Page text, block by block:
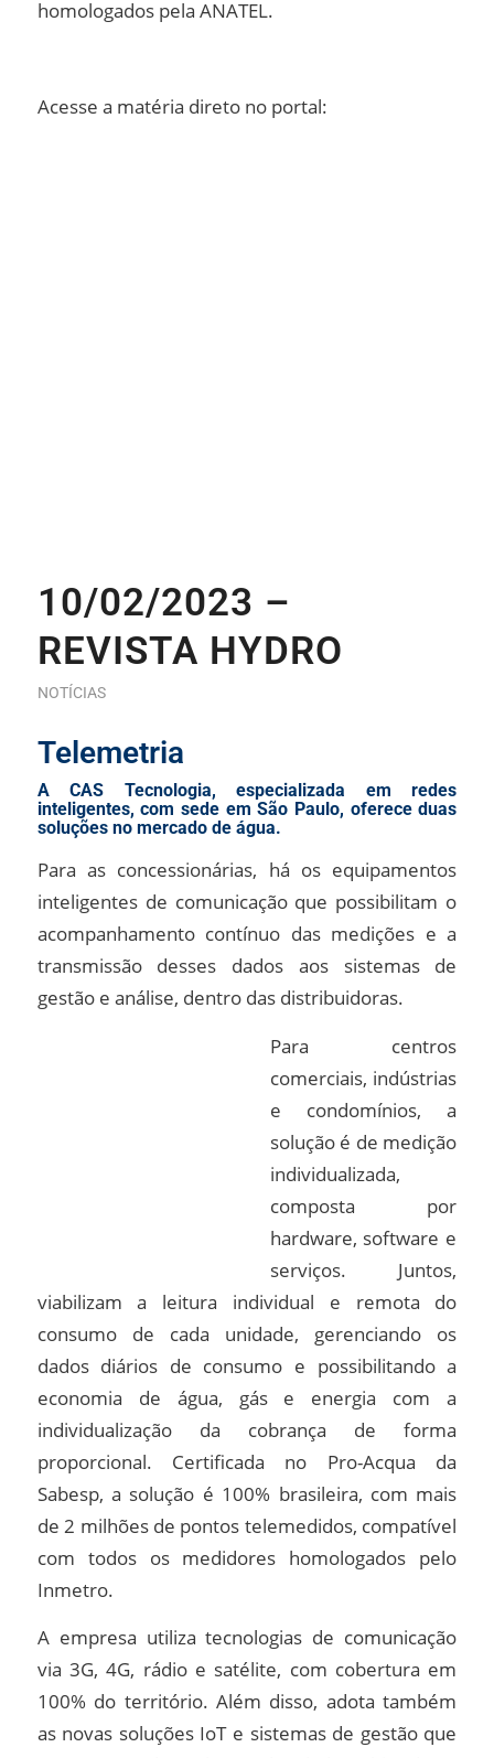
homologados pela ANATEL.
Acesse a matéria direto no portal:
10/02/2023 –
REVISTA HYDRO
NOTÍCIAS
Telemetria
A CAS Tecnologia, especializada em redes
inteligentes, com sede em São Paulo, oferece duas
soluções no mercado de água.
Para as concessionárias, há os equipamentos
inteligentes de comunicação que possibilitam o
acompanhamento contínuo das medições e a
transmissão desses dados aos sistemas de
gestão e análise, dentro das distribuidoras.
Para centros
comerciais, indústrias
e condomínios, a
solução é de medição
individualizada,
composta por
hardware, software e
serviços. Juntos,
viabilizam a leitura individual e remota do
consumo de cada unidade, gerenciando os
dados diários de consumo e possibilitando a
economia de água, gás e energia com a
individualização da cobrança de forma
proporcional. Certificada no Pro-Acqua da
Sabesp, a solução é 100% brasileira, com mais
de 2 milhões de pontos telemedidos, compatível
com todos os medidores homologados pelo
Inmetro.
A empresa utiliza tecnologias de comunicação
via 3G, 4G, rádio e satélite, com cobertura em
100% do território. Além disso, adota também
as novas soluções IoT e sistemas de gestão que